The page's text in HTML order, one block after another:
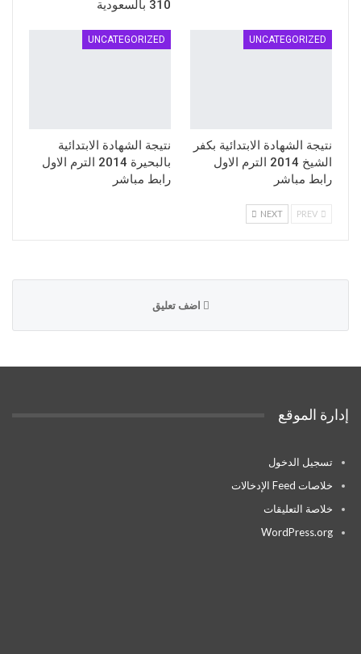
310 بالسعودية
UNCATEGORIZED
نتيجة الشهادة الابتدائية بكفر
الشيخ 2014 الترم الاول
رابط مباشر
UNCATEGORIZED
نتيجة الشهادة الابتدائية
بالبحيرة 2014 الترم الاول
رابط مباشر
NEXT
اضف تعليق
إدارة الموقع
تسجيل الدخول
خلاصات Feed الإدخالات
خلاصة التعليقات
WordPress.org